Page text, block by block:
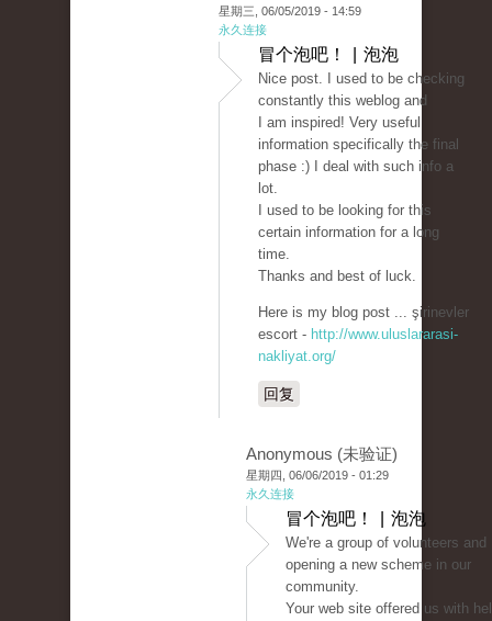
星期三, 06/05/2019 - 14:59
永久连接
冒个泡吧！ | 泡泡
Nice post. I used to be checking
constantly this weblog and
I am inspired! Very useful
information specifically the final
phase :) I deal with such info a
lot.
I used to be looking for this
certain information for a long
time.
Thanks and best of luck.
Here is my blog post ... şirinevler
escort - http://www.uluslararasi-
nakliyat.org/
回复
Anonymous (未验证)
星期四, 06/06/2019 - 01:29
永久连接
冒个泡吧！ | 泡泡
We're a group of volunteers and
opening a new scheme in our
community.
Your web site offered us with